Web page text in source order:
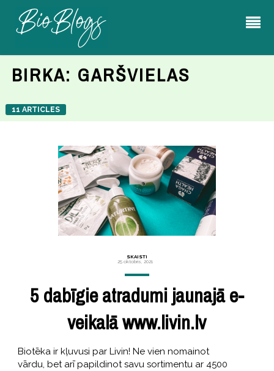
BIRKA: GARŠVIELAS
11 ARTICLES
SKAISTI
25 oktobris, 2021
5 dabīgie atradumi jaunajā e-
veikalā www.livin.lv
Biotēka ir kļuvusi par Livin! Ne vien nomainot
vārdu, bet arī papildinot savu sortimentu ar 4500